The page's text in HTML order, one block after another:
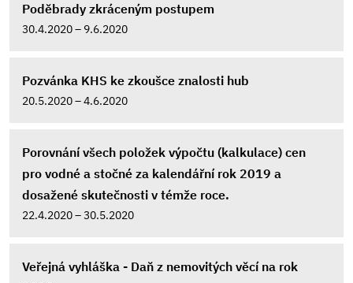
Poděbrady zkráceným postupem
30.4.2020 – 9.6.2020
Pozvánka KHS ke zkoušce znalosti hub
20.5.2020 – 4.6.2020
Porovnání všech položek výpočtu (kalkulace) cen
pro vodné a stočné za kalendářní rok 2019 a
dosažené skutečnosti v témže roce.
22.4.2020 – 30.5.2020
Veřejná vyhláška - Daň z nemovitých věcí na rok